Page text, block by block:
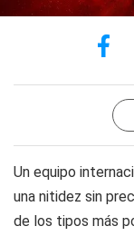
Un equipo
una nitidez sin
de los tipos más